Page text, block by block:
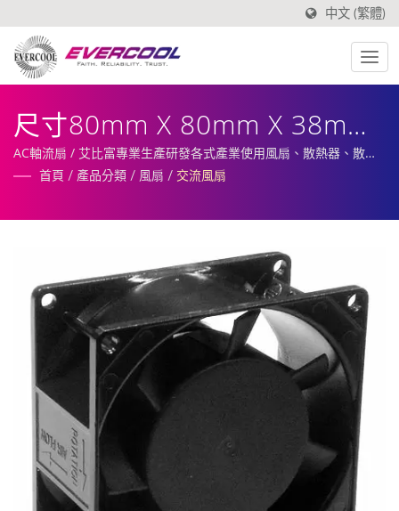
中文 (繁體)
尺寸80mm X 80mm X 38mm
高品質交流風扇
AC軸流扇 / 艾比富專業生產研發各式產業使用風扇、散熱器、散熱
片及相關散熱周邊。
首頁 / 產品分類 / 風扇 / 交流風扇